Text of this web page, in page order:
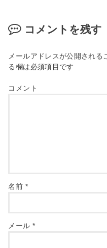
コメントを残す
メールアドレスが公開される
る欄は必須項目です
コメント
名前 *
メール *